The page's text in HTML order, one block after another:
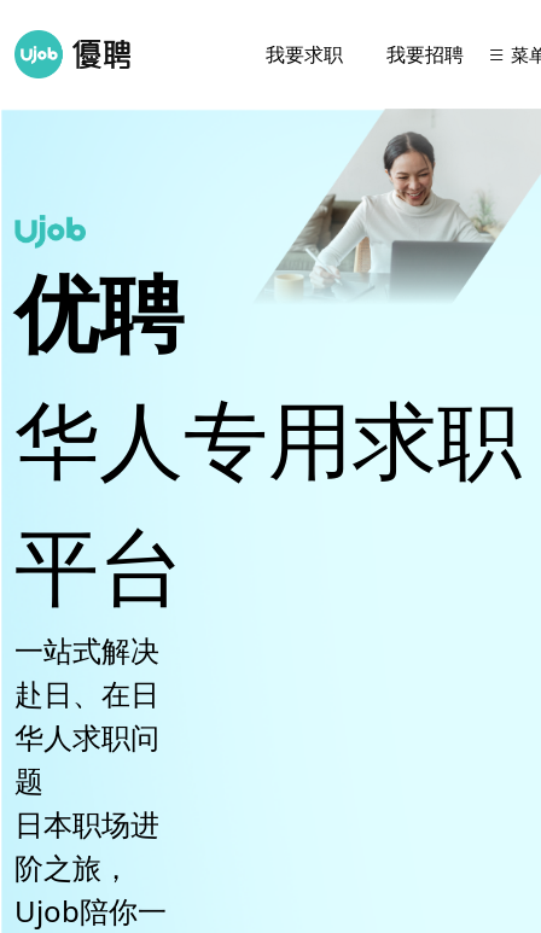
我要求职 我要招聘 菜
优聘
华人专用求职
平台
一站式解决
赴日、在日
华人求职问
题
日本职场进
阶之旅，
Ujob陪你一